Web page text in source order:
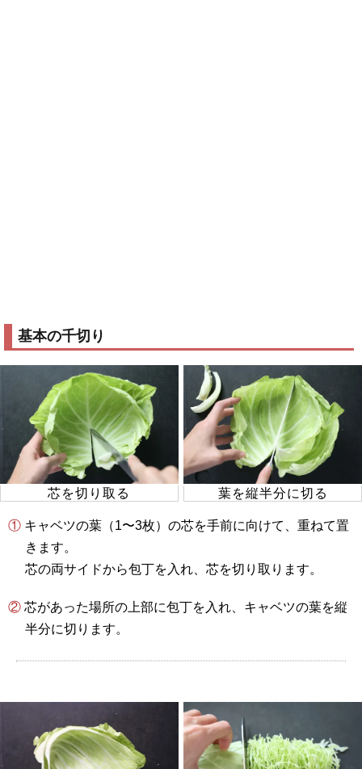
基本の千切り
芯を切り取る 葉を縦半分に切る
① キャベツの葉（1〜3枚）の芯を手前に向けて、重ねて置
きます。
芯の両サイドから包丁を入れ、芯を切り取ります。
② 芯があった場所の上部に包丁を入れ、キャベツの葉を縦
半分に切ります。